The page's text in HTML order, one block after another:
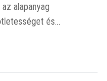
alapanyag
és…